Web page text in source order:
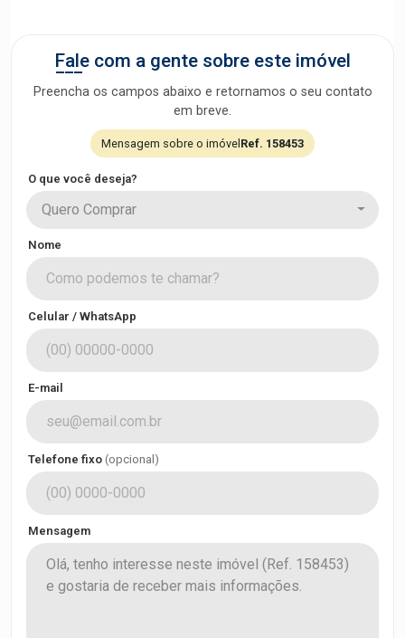
Fale com a gente sobre este imóvel
Preencha os campos abaixo e retornamos o seu contato
em breve.
Mensagem sobre o imóvelRef. 158453
O que você deseja?
Quero Comprar
Nome
Celular / WhatsApp
E-mail
Telefone fixo (opcional)
Mensagem